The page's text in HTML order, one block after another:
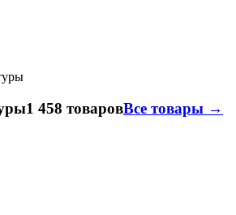
1 458 товаровВсе товары →